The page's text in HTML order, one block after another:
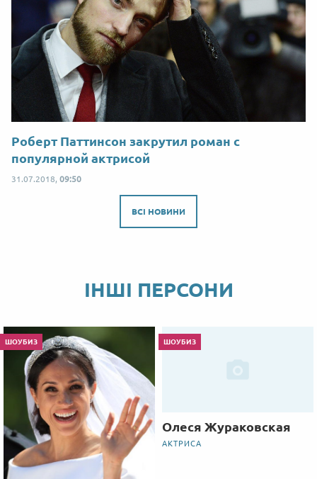
Роберт Паттинсон закрутил роман с
популярной актрисой
31.07.2018, 09:50
ВСІ НОВИНИ
ІНШІ ПЕРСОНИ
ШОУБИЗ ШОУБИЗ
Олеся Жураковская
АКТРИСА